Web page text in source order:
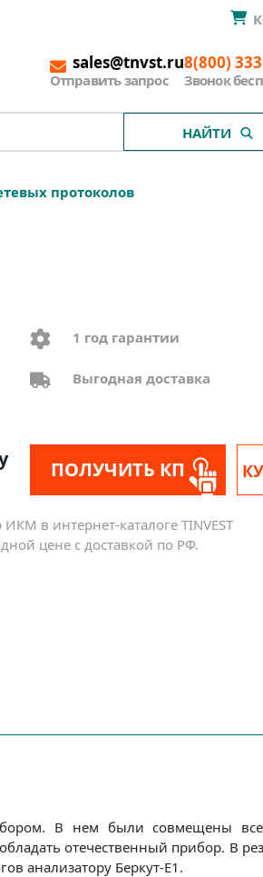
sales@tnvst.ru
Отправить запрос
8(800)
Звонок
НАЙТИ
протоколов
1 год гарантии
Выгодная доставка
ПОЛУЧИТЬ КП
в интернет-каталоге TINVEST
цене с доставкой по РФ.
В нем были совмещены
отечественный прибор. В
анализатору Беркут-Е1.